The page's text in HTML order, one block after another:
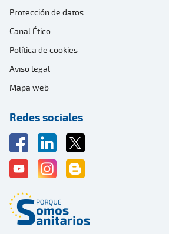
Protección de datos
Canal Ético
Política de cookies
Aviso legal
Mapa web
Redes sociales